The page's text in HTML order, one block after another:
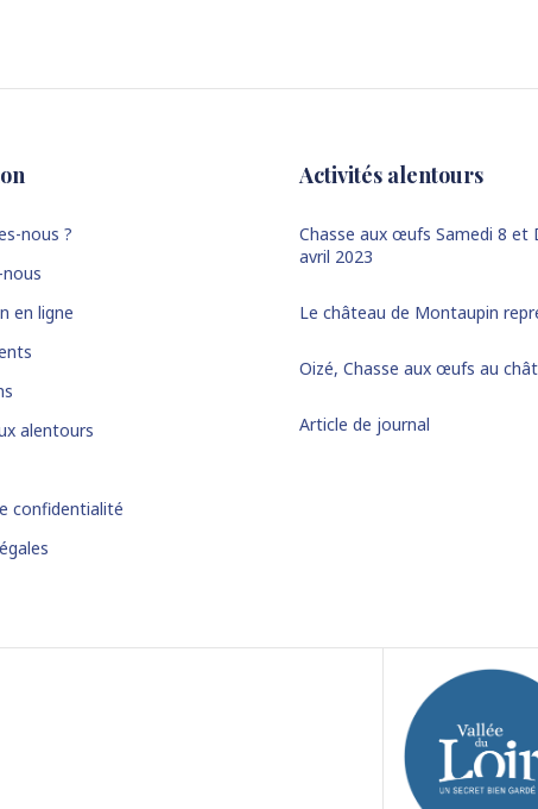
nous ?
en ligne
alentours
confidentialité
Activités alentours
Chasse aux œufs Samedi 8 et
avril 2023
Le château de Montaupin
Oizé, Chasse aux œufs au
Article de journal